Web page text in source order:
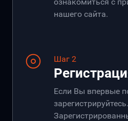
нашего сайта.
Шаг 2
Если Вы впервые
зарегистрируйтесь.